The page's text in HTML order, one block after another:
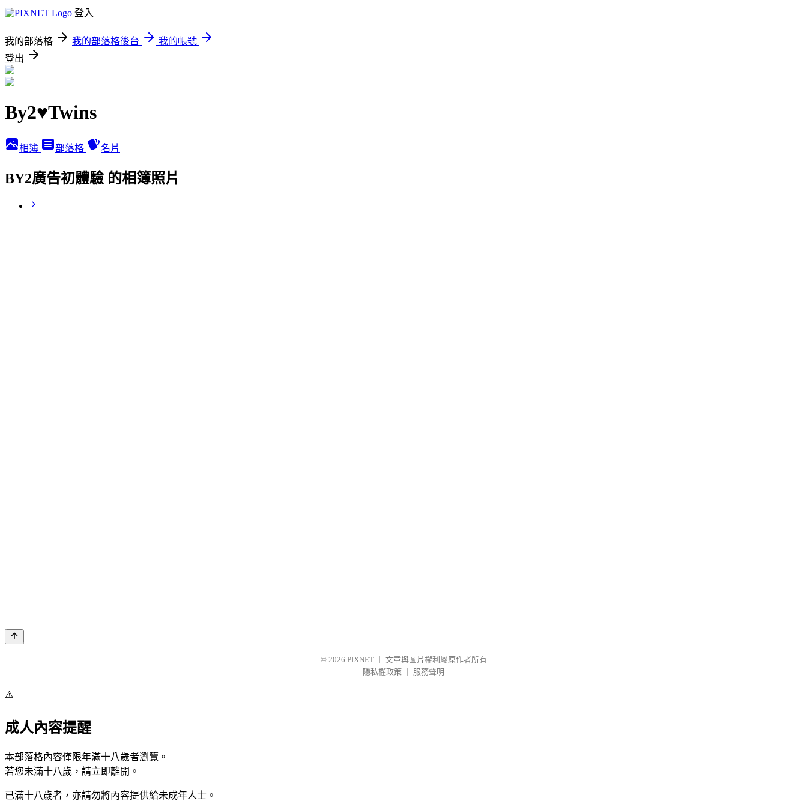
登入
我的部落格 我的部落格後台
我的帳號
登出
By2♥Twins
相簿 部落格 名片
BY2廣告初體驗 的相簿照片
© 2026 PIXNET
文章與圖片權利屬原作者所有
隱私權政策
服務聲明
⚠️
成人內容提醒
本部落格內容僅限年滿十八歲者瀏覽。
若您未滿十八歲，請立即離開。
已滿十八歲者，亦請勿將內容提供給未成年人士。